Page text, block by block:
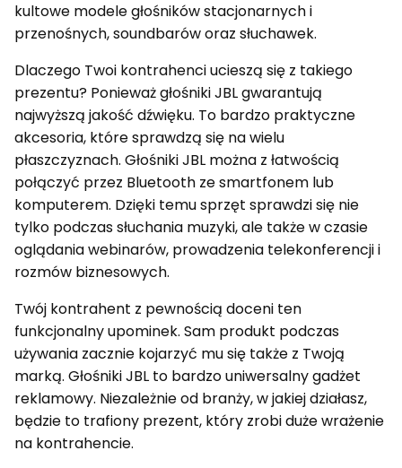
kultowe modele głośników stacjonarnych i
przenośnych, soundbarów oraz słuchawek.
Dlaczego Twoi kontrahenci ucieszą się z takiego
prezentu? Ponieważ głośniki JBL gwarantują
najwyższą jakość dźwięku. To bardzo praktyczne
akcesoria, które sprawdzą się na wielu
płaszczyznach. Głośniki JBL można z łatwością
połączyć przez Bluetooth ze smartfonem lub
komputerem. Dzięki temu sprzęt sprawdzi się nie
tylko podczas słuchania muzyki, ale także w czasie
oglądania webinarów, prowadzenia telekonferencji i
rozmów biznesowych.
Twój kontrahent z pewnością doceni ten
funkcjonalny upominek. Sam produkt podczas
używania zacznie kojarzyć mu się także z Twoją
marką. Głośniki JBL to bardzo uniwersalny gadżet
reklamowy. Niezależnie od branży, w jakiej działasz,
będzie to trafiony prezent, który zrobi duże wrażenie
na kontrahencie.